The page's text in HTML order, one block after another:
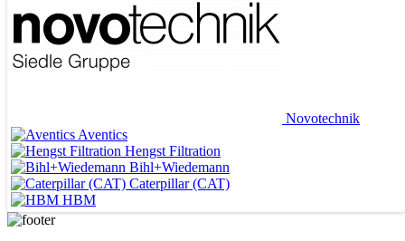
ВЕДУЩИЕ ПОСТАВЩИКИ
Novotechnik
Aventics
Hengst Filtration
Bihl+Wiedemann
Caterpillar (CAT)
HBM